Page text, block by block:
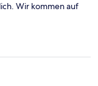
Wir kommen auf